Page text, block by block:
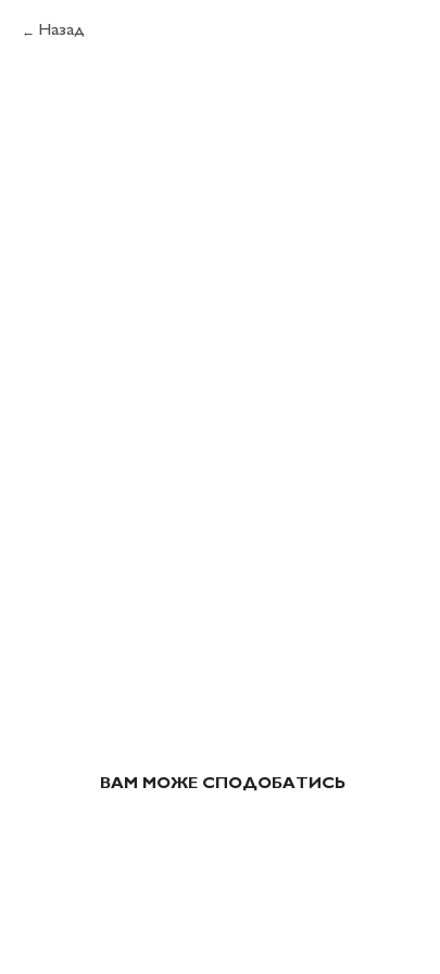
Назад
ВАМ МОЖЕ СПОДОБАТИСЬ